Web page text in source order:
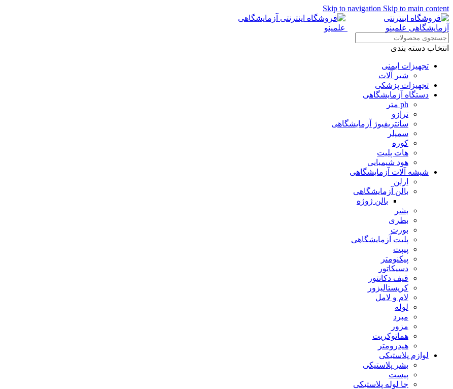
Skip to navigation Skip to main content
انتخاب دسته بندی
تجهیزات ایمنی
شیر آلات
تجهیزات پزشکی
دستگاه آزمایشگاهی
ph متر
ترازو
سانتریفیوژ آزمایشگاهی
سمپلر
کوره
هات پلیت
هود شیمیایی
شیشه آلات آزمایشگاهی
ارلن
بالن آزمایشگاهی
بالن ژوژه
بشر
بطری
بورت
پلیت آزمایشگاهی
پیپت
پیکنومتر
دسیکاتور
قیف دکانتور
کریستالیزور
لام و لامل
لوله
مبرد
مزور
هماتوکریت
هیدرومتر
لوازم پلاستیکی
بشر پلاستیکی
پیست
جا لوله پلاستیکی
همراهان علمینو به علت نوسانات قیمت سفارش های خود را در واتساپ ثبت کنید یا تماس بگیرید.